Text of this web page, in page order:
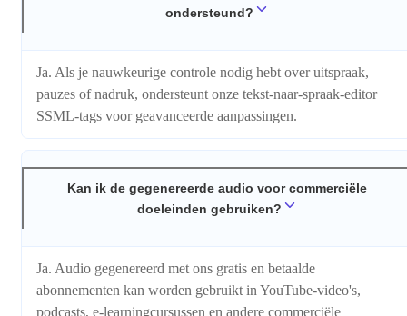
ondersteund?
Ja. Als je nauwkeurige controle nodig hebt over uitspraak,
pauzes of nadruk, ondersteunt onze tekst-naar-spraak-editor
SSML-tags voor geavanceerde aanpassingen.
Kan ik de gegenereerde audio voor commerciële
doeleinden gebruiken?
Ja. Audio gegenereerd met ons gratis en betaalde
abonnementen kan worden gebruikt in YouTube-video's,
podcasts, e-learningcursussen en andere commerciële